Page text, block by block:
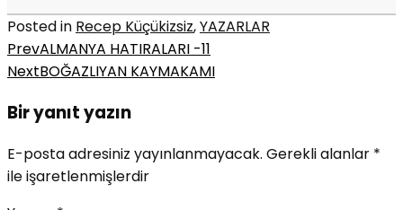
Posted in Recep Küçükizsiz,YAZARLAR
PrevALMANYA HATIRALARI -11
NextBOĞAZLIYAN KAYMAKAMI
Bir yanıt yazın
E-posta adresiniz yayınlanmayacak. Gerekli alanlar *
ile işaretlenmişlerdir